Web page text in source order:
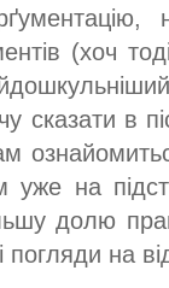
(хоч
сказати в
на
долю
на